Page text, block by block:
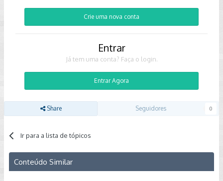
Crie uma nova conta
Entrar
Já tem uma conta? Faça o login.
Entrar Agora
Share Seguidores 0
Ir para a lista de tópicos
Conteúdo Similar